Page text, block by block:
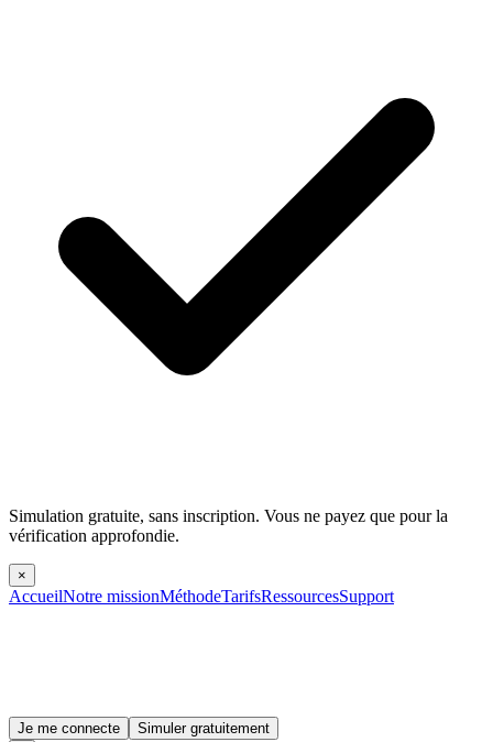
Simulation gratuite, sans inscription. Vous ne payez que pour la
vérification approfondie.
×
AccueilNotre missionMéthodeTarifsRessourcesSupport
Je me connecte
Simuler gratuitement